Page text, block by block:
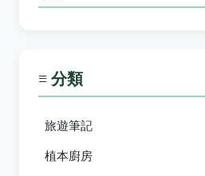
≡ 分類
旅遊筆記
植本廚房